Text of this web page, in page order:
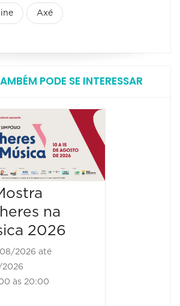
Axé
PODE SE INTERESSAR
na
2026
2026 até
às 20:00